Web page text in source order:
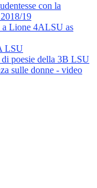
con la
19
a Lione 4ALSU as
LSU
poesie della 3B LSU
sulle donne - video